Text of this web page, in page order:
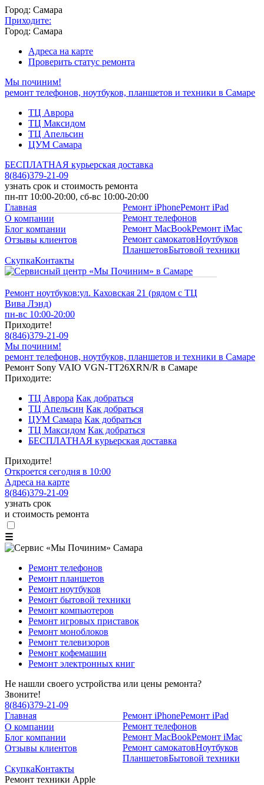
Город: Самара
Приходите:
Город: Самара
Адреса на карте
Проверить статус ремонта
Мы починим!
ремонт телефонов, ноутбуков, планшетов и техники в Самаре
ТЦ Аврора
ТЦ Максидом
ТЦ Апельсин
ЦУМ Самара
БЕСПЛАТНАЯ курьерская доставка
8(846)379-21-09
узнать срок и стоимость ремонта
пн-пт 10:00-20:00, сб-вс 10:00-20:00
Главная
О компании
Блог компании
Отзывы клиентов
Ремонт iPhoneРемонт iPad
Ремонт телефонов
Ремонт MacBookРемонт iMac
Ремонт самокатовНоутбуков
ПланшетовБытовой техники
СкупкаКонтакты
Ремонт ноутбуков:ул. Каховская 21 (рядом с ТЦ
Вива Лэнд)
пн-вс 10:00-20:00
Приходите!
8(846)379-21-09
Мы починим!
ремонт телефонов, ноутбуков, планшетов и техники в Самаре
Ремонт Sony VAIO VGN-TT26XRN/R в Самаре
Приходите:
ТЦ Аврора Как добраться
ТЦ Апельсин Как добраться
ЦУМ Самара Как добраться
ТЦ Максидом Как добраться
БЕСПЛАТНАЯ курьерская доставка
Приходите!
Откроется сегодня в 10:00
Адреса на карте
8(846)379-21-09
узнать срок
и стоимость ремонта
☰
Ремонт телефонов
Ремонт планшетов
Ремонт ноутбуков
Ремонт бытовой техники
Ремонт компьютеров
Ремонт игровых приставок
Ремонт моноблоков
Ремонт телевизоров
Ремонт кофемашин
Ремонт электронных книг
Не нашли своего устройства или цены ремонта?
Звоните!
8(846)379-21-09
Главная
О компании
Блог компании
Отзывы клиентов
Ремонт iPhoneРемонт iPad
Ремонт телефонов
Ремонт MacBookРемонт iMac
Ремонт самокатовНоутбуков
ПланшетовБытовой техники
СкупкаКонтакты
Ремонт техники Apple